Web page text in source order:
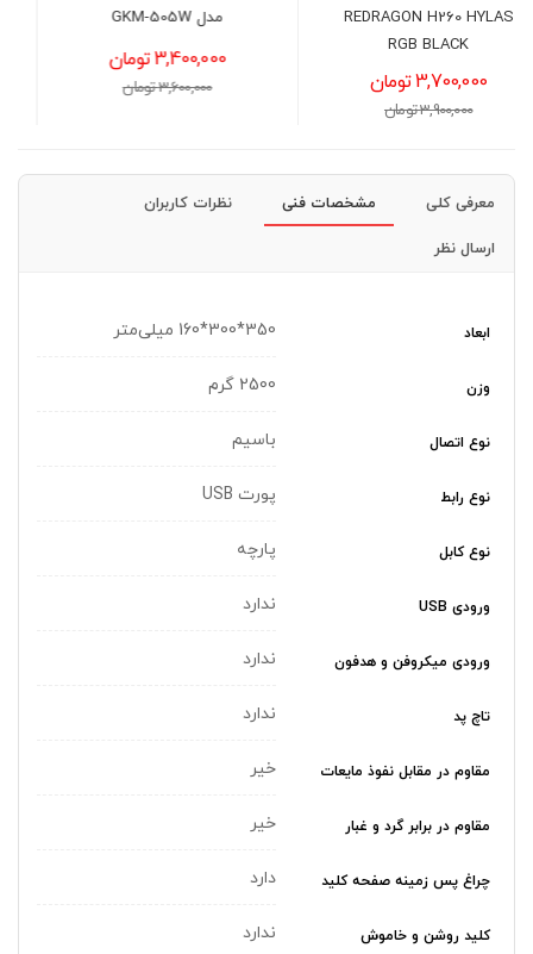
مدل GKM-505W
3,600,000 تومان
GMP460-S
890,000 تومان
1,050,000 تومان
معرفی کلی مشخصات فنی نظرات کاربران
ارسال نظر
ابعاد 350*300*160 میلی‌متر
وزن 2500 گرم
نوع اتصال باسیم
نوع رابط پورت USB
نوع کابل پارچه
ورودی USB ندارد
ورودی میکروفن و هدفون ندارد
تاچ پد ندارد
مقاوم در مقابل نفوذ مایعات خیر
مقاوم در برابر گرد و غبار خیر
چراغ‌ پس زمینه صفحه کلید دارد
کلید روشن و خاموش ندارد